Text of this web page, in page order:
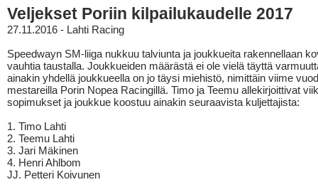
Veljekset Poriin kilpailukaudelle 2017
27.11.2016 - Lahti Racing
Speedwayn SM-liiga nukkuu talviunta ja joukkueita rakennellaan
vauhtia taustalla. Joukkueiden määrästä ei ole vielä täyttä
ainakin yhdellä joukkueella on jo täysi miehistö, nimittäin viime
mestareilla Porin Nopea Racingillä. Timo ja Teemu allekirjoittivat
sopimukset ja joukkue koostuu ainakin seuraavista kuljettajista:
1. Timo Lahti
2. Teemu Lahti
3. Jari Mäkinen
4. Henri Ahlbom
JJ. Petteri Koivunen